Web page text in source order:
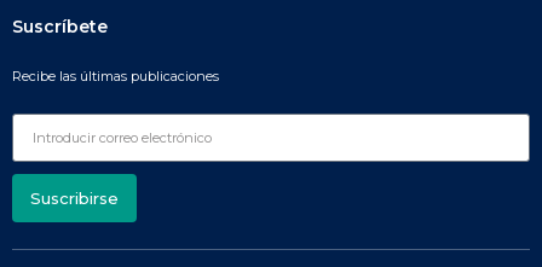
Suscríbete
Recibe las últimas publicaciones
Suscribirse